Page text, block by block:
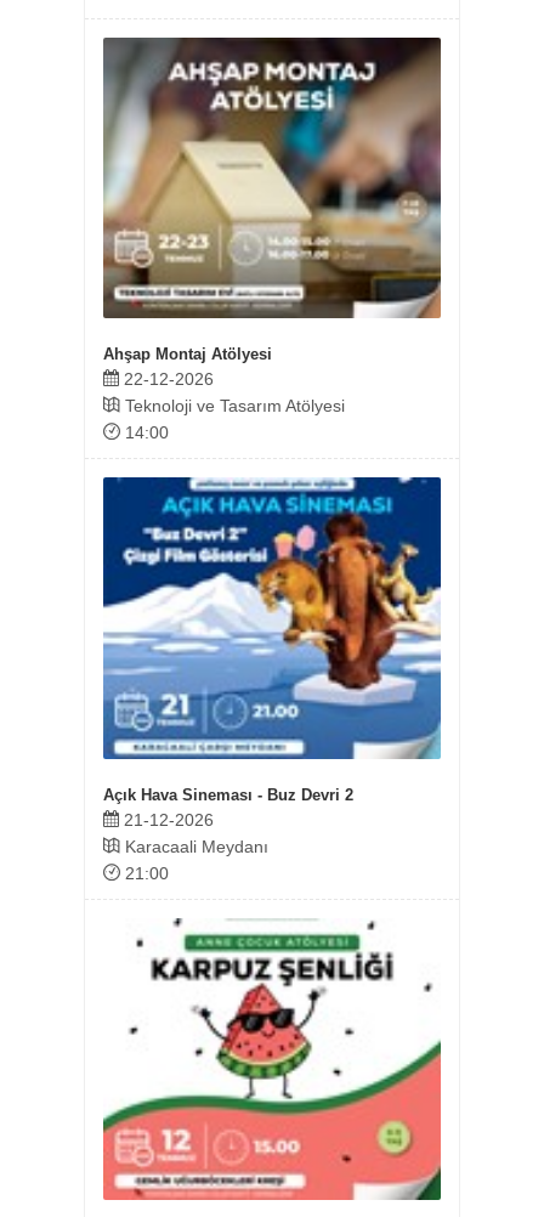
Ahşap Montaj Atölyesi
22-12-2026
Teknoloji ve Tasarım Atölyesi
14:00
Açık Hava Sineması - Buz Devri 2
21-12-2026
Karacaali Meydanı
21:00